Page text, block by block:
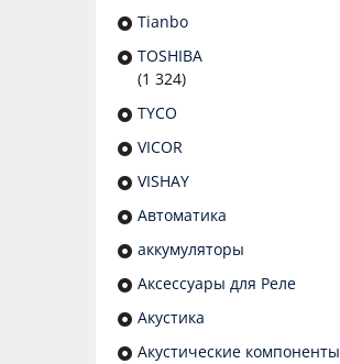
Tianbo
TOSHIBA
(1 324)
TYCO
VICOR
VISHAY
Автоматика
аккумуляторы
Аксессуары для Реле
Акустика
Акустические компоненты